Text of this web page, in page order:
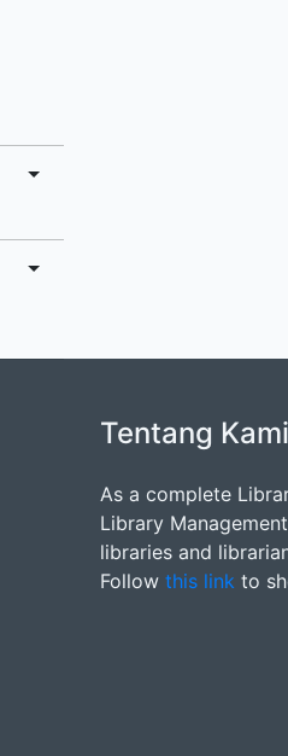
Tentang Kami
As a complete
Library
libraries and
Follow this link to